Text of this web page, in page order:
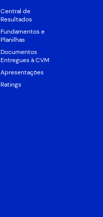
Central de
Resultados
Fundamentos e
Planilhas
Documentos
Entregues à CVM
Apresentações
Ratings